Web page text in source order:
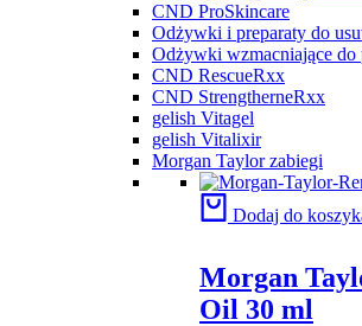
CND ProSkincare
Odżywki i preparaty do
Odżywki wzmacniające do
CND RescueRxx
CND StrengtherneRxx
gelish Vitagel
gelish Vitalixir
Morgan Taylor zabiegi
Dodaj do
Morgan
Oil 30 ml